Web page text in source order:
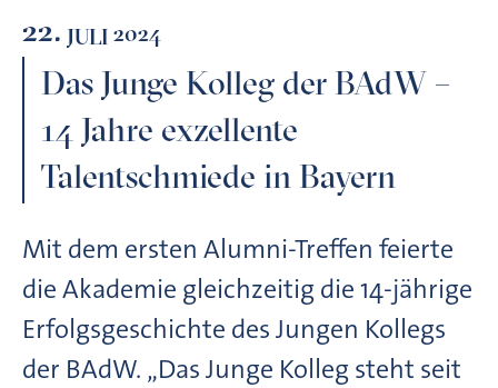
22. JULI 2024
Das Junge Kolleg der BAdW –
14 Jahre exzellente
Talentschmiede in Bayern
Mit dem ersten Alumni-Treffen feierte
die Akademie gleichzeitig die 14-jährige
Erfolgsgeschichte des Jungen Kollegs
der BAdW. „Das Junge Kolleg steht seit